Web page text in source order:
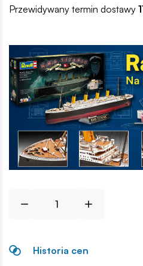
Przewidywany termin dostawy
Historia cen